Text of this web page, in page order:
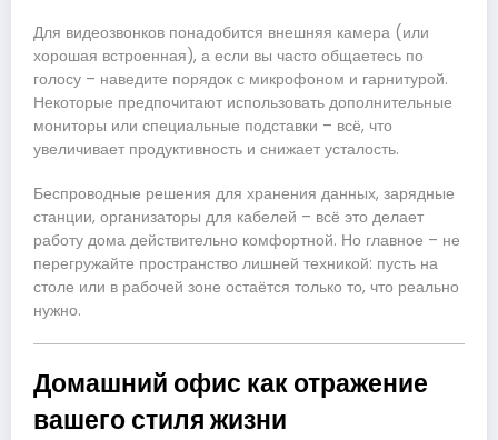
Для видеозвонков понадобится внешняя камера (или
хорошая встроенная), а если вы часто общаетесь по
голосу – наведите порядок с микрофоном и гарнитурой.
Некоторые предпочитают использовать дополнительные
мониторы или специальные подставки – всё, что
увеличивает продуктивность и снижает усталость.
Беспроводные решения для хранения данных, зарядные
станции, организаторы для кабелей – всё это делает
работу дома действительно комфортной. Но главное – не
перегружайте пространство лишней техникой: пусть на
столе или в рабочей зоне остаётся только то, что реально
нужно.
Домашний офис как отражение
вашего стиля жизни